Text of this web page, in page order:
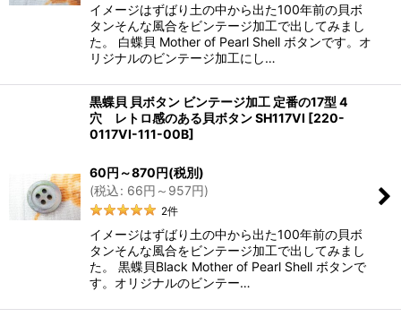
イメージはずばり土の中から出た100年前の貝ボ
タンそんな風合をビンテージ加工で出してみまし
た。 白蝶貝 Mother of Pearl Shell ボタンです。オ
リジナルのビンテージ加工にし…
黒蝶貝 貝ボタン ビンテージ加工 定番の17型 4
穴 レトロ感のある貝ボタン SH117VI [220-
0117VI-111-00B]
60円 ～870円(税別)
(税込: 66円 ～957円)
2件
イメージはずばり土の中から出た100年前の貝ボ
タンそんな風合をビンテージ加工で出してみまし
た。 黒蝶貝Black Mother of Pearl Shell ボタンで
す。オリジナルのビンテー…